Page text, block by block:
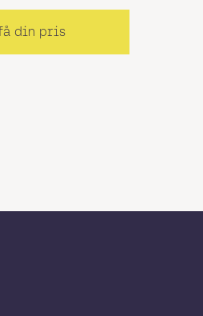
din pris